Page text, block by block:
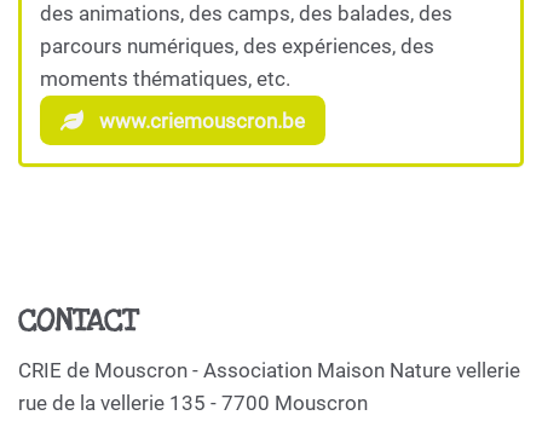
des animations, des camps, des balades, des
parcours numériques, des expériences, des
moments thématiques, etc.
www.criemouscron.be
CONTACT
CRIE de Mouscron - Association Maison Nature vellerie
rue de la vellerie 135 - 7700 Mouscron